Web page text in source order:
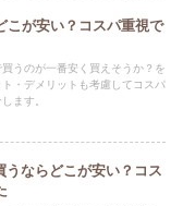
こが安い？コスパ重視で
うのが一番安く買えそうか？を
・デメリットも考慮してコスパ
ます。
うならどこが安い？コス